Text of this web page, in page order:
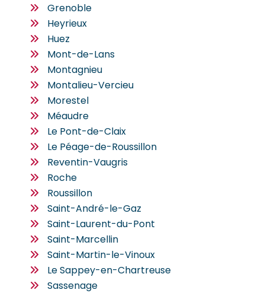
Grenoble
Heyrieux
Huez
Mont-de-Lans
Montagnieu
Montalieu-Vercieu
Morestel
Méaudre
Le Pont-de-Claix
Le Péage-de-Roussillon
Reventin-Vaugris
Roche
Roussillon
Saint-André-le-Gaz
Saint-Laurent-du-Pont
Saint-Marcellin
Saint-Martin-le-Vinoux
Le Sappey-en-Chartreuse
Sassenage